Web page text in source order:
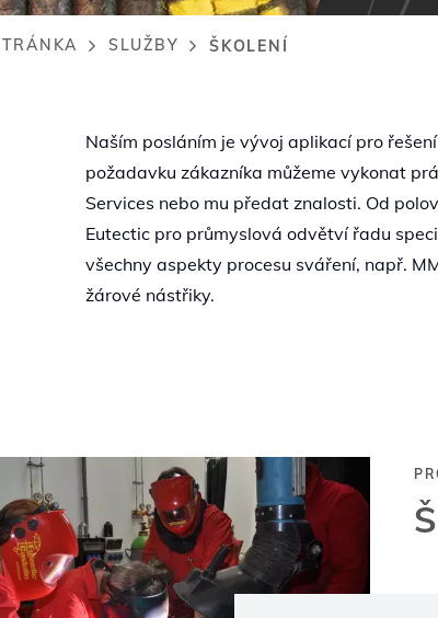
SLUŽBY ŠKOLENÍ
Naším posláním je vývoj aplikací pro
požadavku zákazníka můžeme vykonat
Services nebo mu předat znalosti. Od
Eutectic pro průmyslová odvětví řadu
všechny aspekty procesu sváření, např.
žárové nástřiky.